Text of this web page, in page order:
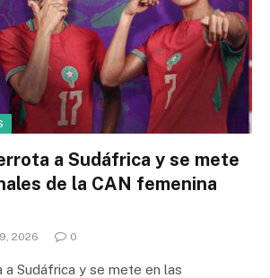
a Sudáfrica y se mete
de la CAN femenina
2026 0
a Sudáfrica y se mete en las